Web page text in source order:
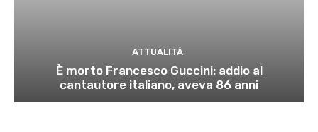
ATTUALITÀ
È morto Francesco Guccini: addio al
cantautore italiano, aveva 86 anni